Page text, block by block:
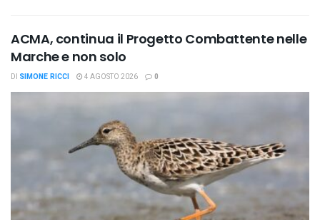
ACMA, continua il Progetto Combattente nelle
Marche e non solo
DI SIMONE RICCI 4 AGOSTO 2026 0